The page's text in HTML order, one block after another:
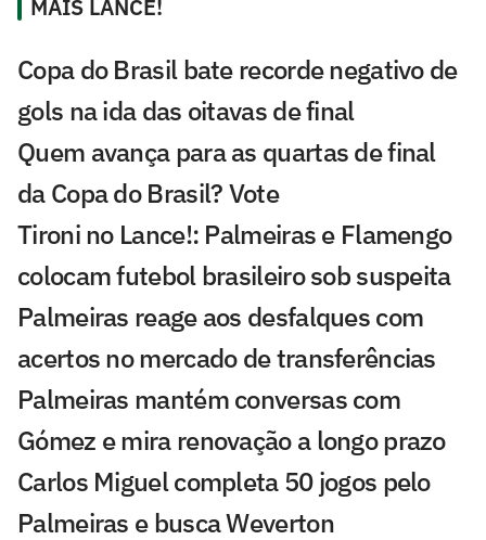
MAIS LANCE!
Copa do Brasil bate recorde negativo de
gols na ida das oitavas de final
Quem avança para as quartas de final
da Copa do Brasil? Vote
Tironi no Lance!: Palmeiras e Flamengo
colocam futebol brasileiro sob suspeita
Palmeiras reage aos desfalques com
acertos no mercado de transferências
Palmeiras mantém conversas com
Gómez e mira renovação a longo prazo
Carlos Miguel completa 50 jogos pelo
Palmeiras e busca Weverton